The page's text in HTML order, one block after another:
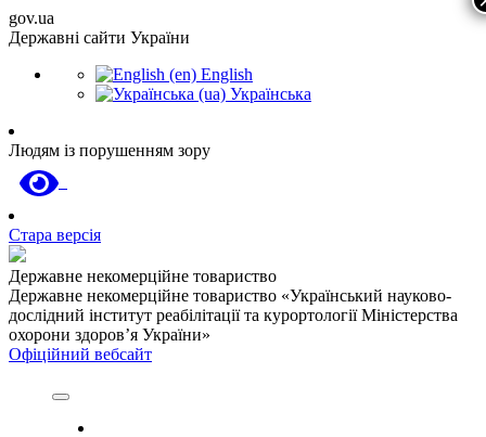
gov.ua
Державні сайти України
English
Українська
Людям із порушенням зору
Стара версія
Державне некомерційне товариство
Державне некомерційне товариство «Український науково-
дослідний інститут реабілітації та курортології Міністерства
охорони здоров’я України»
Офіційний вебсайт